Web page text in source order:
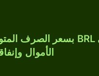
الأموال